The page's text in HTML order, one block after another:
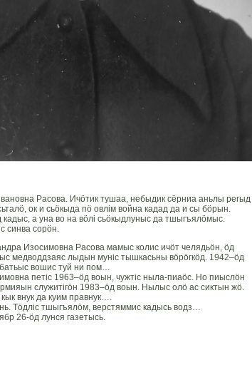
Расова. Ичöтик тушаа, небыдик сёрниа аньлы регыд
ок и сьöкыда пö овлiм война кадад да и сы бöрын.
а уна во на вöлi сьöкыдлуныс да тшыгъялöмыс.
синва сорöн.
Изосимовна Расова мамыс колис ичöт челядьöн, öд
медводдзаяс лыдын мунiс тышкасьны вöрöгкöд. 1942–öд
вошис туй ни пом…
петiс 1963–öд воын, чужтiс ныла-пиаöс. Но пиыслöн
служитiгöн 1983–öд воын. Нылыс олö ас сиктын жö.
внук да куим правнук….
Тöдлiс тшыгъялöм, верстяммис кадысь водз…
26-öд лунся газетысь.